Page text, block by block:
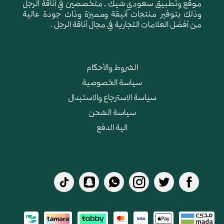
موقع وتطبيق سعودي شيك , متخصصين في أناقة الرجل
وذلك بتوفير منتجات أنيقة ومميزة وذات جودة عالية
من أفضل العلامات التجارية في مجال أناقة الرجل .
الشروط والأحكام
سياسة الخصوصية
سياسة الاسترجاع والاستبدال
سياسة الشحن
الية الدفع